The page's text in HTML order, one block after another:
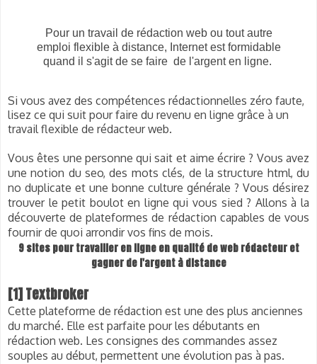
Pour un travail de rédaction web ou tout autre
emploi flexible à distance, Internet est formidable
quand il s'agit de se faire de l'argent en ligne.
Si vous avez des compétences rédactionnelles zéro faute,
lisez ce qui suit pour faire du revenu en ligne grâce à un
travail flexible de rédacteur web.
Vous êtes une personne qui sait et aime écrire ? Vous avez
une notion du seo, des mots clés, de la structure html, du
no duplicate et une bonne culture générale ? Vous désirez
trouver le petit boulot en ligne qui vous sied ? Allons à la
découverte de plateformes de rédaction capables de vous
fournir de quoi arrondir vos fins de mois.
9 sites pour travailler en ligne en qualité de web rédacteur et
gagner de l'argent à distance
[1] Textbroker
Cette plateforme de rédaction est une des plus anciennes
du marché. Elle est parfaite pour les débutants en
rédaction web. Les consignes des commandes assez
souples au début, permettent une évolution pas à pas.